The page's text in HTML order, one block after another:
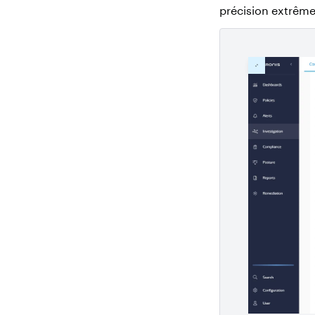
précision